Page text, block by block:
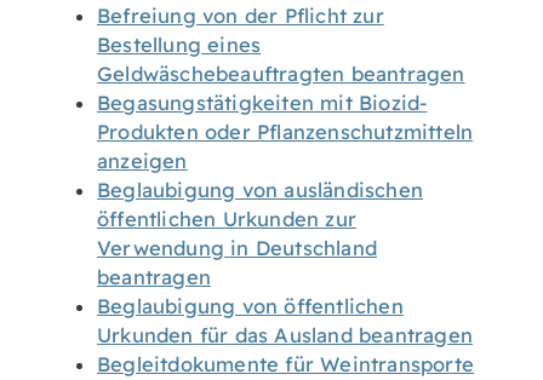
Befreiung von der Pflicht zur
Bestellung eines
Geldwäschebeauftragten beantragen
Begasungstätigkeiten mit Biozid-
Produkten oder Pflanzenschutzmitteln
anzeigen
Beglaubigung von ausländischen
öffentlichen Urkunden zur
Verwendung in Deutschland
beantragen
Beglaubigung von öffentlichen
Urkunden für das Ausland beantragen
Begleitdokumente für Weintransporte